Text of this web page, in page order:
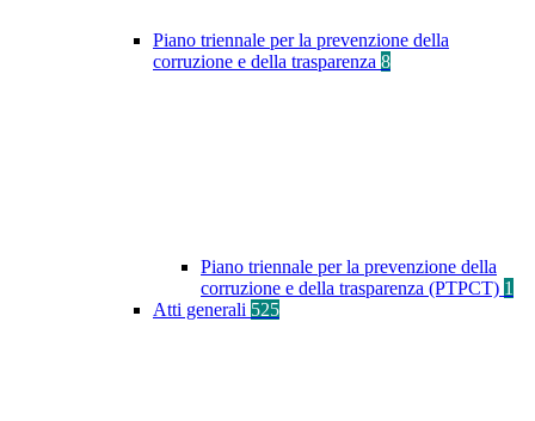
Piano triennale per la prevenzione della
corruzione e della trasparenza 8
Piano triennale per la prevenzione della
corruzione e della trasparenza (PTPCT) 1
Atti generali 525